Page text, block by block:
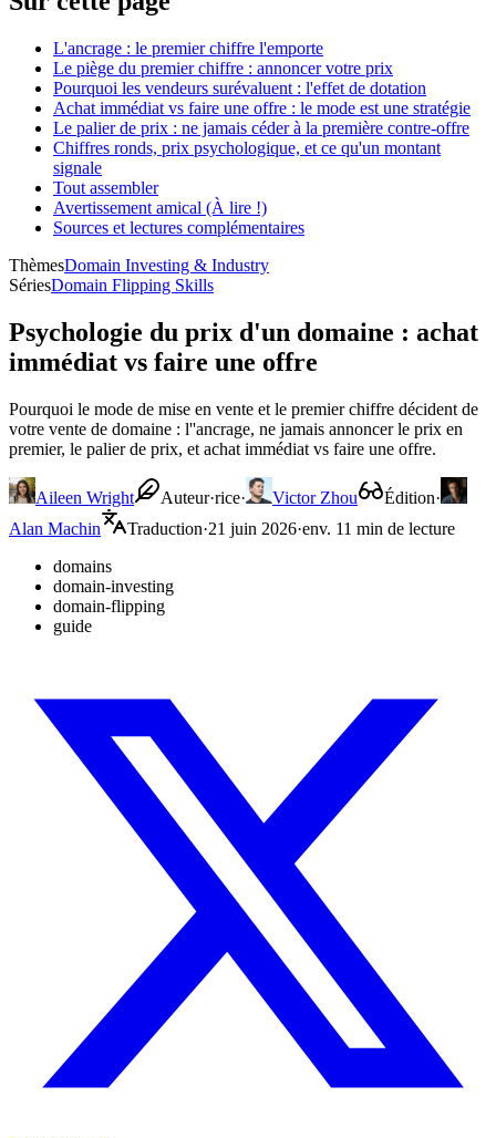
L'ancrage : le premier chiffre l'emporte
Le piège du premier chiffre : annoncer votre prix
Pourquoi les vendeurs surévaluent : l'effet de dotation
Achat immédiat vs faire une offre : le mode est une stratégie
Le palier de prix : ne jamais céder à la première contre-offre
Chiffres ronds, prix psychologique, et ce qu'un montant
signale
Tout assembler
Avertissement amical (À lire !)
Sources et lectures complémentaires
ThèmesDomain Investing & Industry
SériesDomain Flipping Skills
Psychologie du prix d'un domaine : achat
immédiat vs faire une offre
Pourquoi le mode de mise en vente et le premier chiffre décident de
votre vente de domaine : l''ancrage, ne jamais annoncer le prix en
premier, le palier de prix, et achat immédiat vs faire une offre.
Aileen Wright Auteur·rice· Victor Zhou Édition·
Alan Machin
Traduction·21 juin 2026·env. 11 min de lecture
domains
domain-investing
domain-flipping
guide